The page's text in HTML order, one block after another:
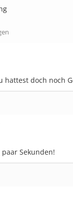
doch noch
Sekunden!